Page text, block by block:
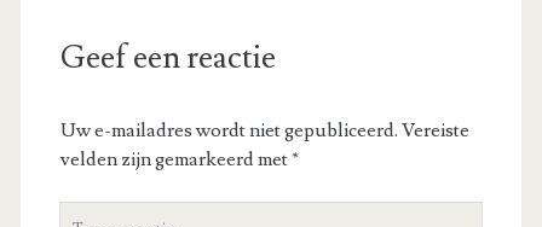
Geef een reactie
Uw e-mailadres wordt niet gepubliceerd. Vereiste
velden zijn gemarkeerd met*